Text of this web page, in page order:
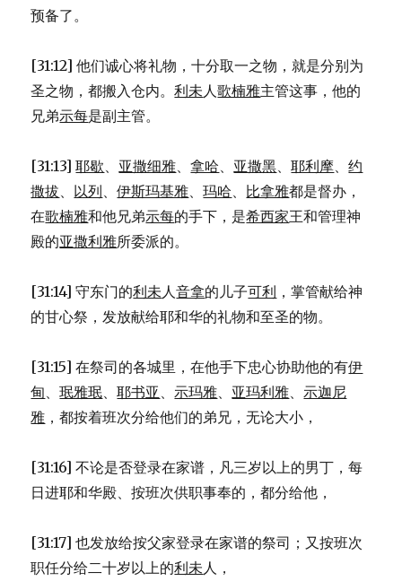
预备了。
[31:12] 他们诚心将礼物，十分取一之物，就是分别为
圣之物，都搬入仓内。利未人歌楠雅主管这事，他的
兄弟示每是副主管。
[31:13]耶歇、 亚撒细雅、拿哈、 亚撒黑、耶利摩、约
撒拔、 以列、伊斯玛基雅、玛哈、 比拿雅都是督办，
在歌楠雅和他兄弟示每的手下，是希西家王和管理神
殿的亚撒利雅所委派的。
[31:14] 守东门的利未人音拿的儿子可利 ，掌管献给神
的甘心祭，发放献给耶和华的礼物和至圣的物。
[31:15] 在祭司的各城里，在他手下忠心协助他的有伊
甸、珉雅珉、耶书亚 、示玛雅、 亚玛利雅、示迦尼
雅 ，都按着班次分给他们的弟兄，无论大小，
[31:16] 不论是否登录在家谱，凡三岁以上的男丁，每
日进耶和华殿、按班次供职事奉的，都分给他，
[31:17] 也发放给按父家登录在家谱的祭司；又按班次
职任分给二十岁以上的利未人，